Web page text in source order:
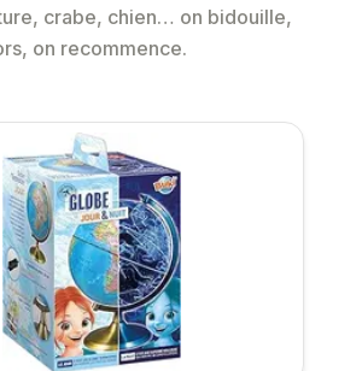
crabe, chien… on bidouille,
on recommence.